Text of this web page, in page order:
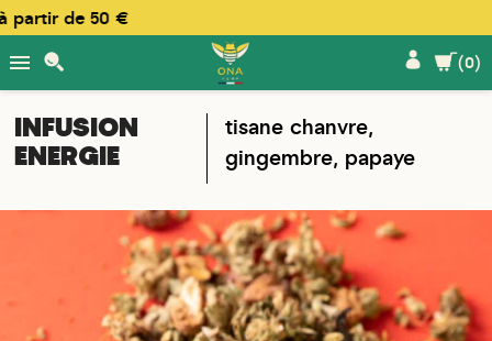
 (0)
de 50 €
INFUSION
ENERGIE
tisane chanvre,
gingembre, papaye